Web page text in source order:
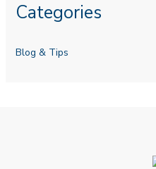
Categories
Blog & Tips